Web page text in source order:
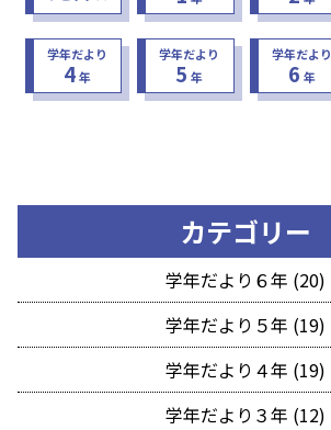
学年だより
4年
学年だより
5 年
学年だより
6 年
カテゴリー
学年だより６年 (20)
学年だより５年 (19)
学年だより４年 (19)
学年だより３年 (12)